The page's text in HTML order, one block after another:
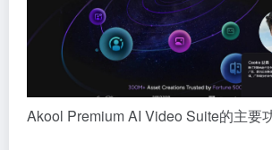
Akool Premium AI Video Suite的主要